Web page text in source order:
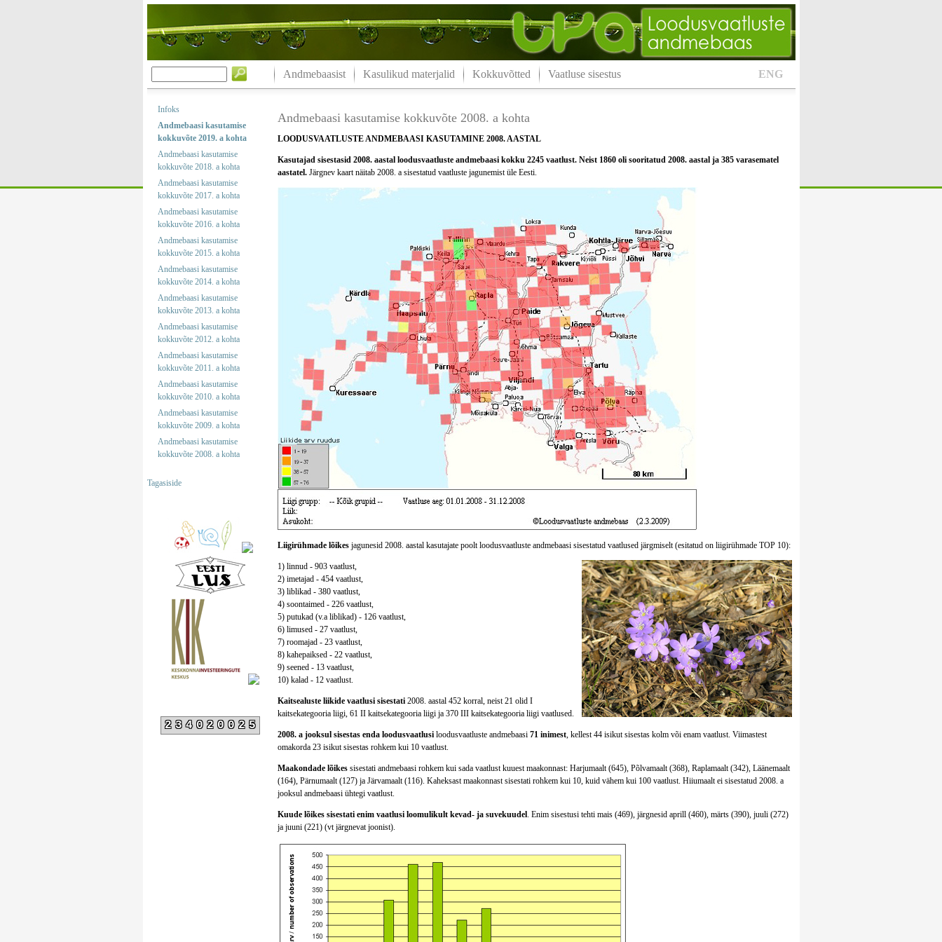
ENG
Andmebaasist Kasulikud materjalid Kokkuvõtted Vaatluse sisestus
Infoks
Andmebaasi kasutamise
kokkuvõte 2019. a kohta
Andmebaasi kasutamise
kokkuvõte 2018. a kohta
Andmebaasi kasutamise
kokkuvõte 2017. a kohta
Andmebaasi kasutamise
kokkuvõte 2016. a kohta
Andmebaasi kasutamise
kokkuvõte 2015. a kohta
Andmebaasi kasutamise
kokkuvõte 2014. a kohta
Andmebaasi kasutamise
kokkuvõte 2013. a kohta
Andmebaasi kasutamise
kokkuvõte 2012. a kohta
Andmebaasi kasutamise
kokkuvõte 2011. a kohta
Andmebaasi kasutamise
kokkuvõte 2010. a kohta
Andmebaasi kasutamise
kokkuvõte 2009. a kohta
Andmebaasi kasutamise
kokkuvõte 2008. a kohta
Tagasiside
234020025
Andmebaasi kasutamise kokkuvõte 2008. a kohta
LOODUSVAATLUSTE ANDMEBAASI KASUTAMINE 2008. AASTAL
Kasutajad sisestasid 2008. aastal loodusvaatluste andmebaasi kokku 2245 vaatlust. Neist 1860 oli sooritatud 2008. aastal ja 385 varasematel
aastatel.Järgnev kaart näitab 2008. a sisestatud vaatluste jagunemist üle Eesti.
Liigirühmade lõikesjagunesid 2008. aastal kasutajate poolt loodusvaatluste andmebaasi sisestatud vaatlused järgmiselt (esitatud on liigirühmade TOP 10):
1) linnud - 903 vaatlust,
2) imetajad - 454 vaatlust,
3) liblikad - 380 vaatlust,
4) soontaimed - 226 vaatlust,
5) putukad (v.a liblikad) - 126 vaatlust,
6) limused - 27 vaatlust,
7) roomajad - 23 vaatlust,
8) kahepaiksed - 22 vaatlust,
9) seened - 13 vaatlust,
10) kalad - 12 vaatlust.
Kaitsealuste liikide vaatlusi sisestati2008. aastal 452 korral, neist 21 olid I
kaitsekategooria liigi, 61 II kaitsekategooria liigi ja 370 III kaitsekategooria liigi vaatlused.
2008. a jooksul sisestas enda loodusvaatlusiloodusvaatluste andmebaasi 71 inimest, kellest 44 isikut sisestas kolm või enam vaatlust. Viimastest
omakorda 23 isikut sisestas rohkem kui 10 vaatlust.
Maakondade lõikessisestati andmebaasi rohkem kui sada vaatlust kuuest maakonnast: Harjumaalt (645), Põlvamaalt (368), Raplamaalt (342), Läänemaalt
(164), Pärnumaalt (127) ja Järvamaalt (116). Kaheksast maakonnast sisestati rohkem kui 10, kuid vähem kui 100 vaatlust. Hiiumaalt ei sisestatud 2008. a
jooksul andmebaasi ühtegi vaatlust.
Kuude lõikes sisestati enim vaatlusi loomulikult kevad- ja suvekuudel. Enim sisestusi tehti mais (469), järgnesid aprill (460), märts (390), juuli (272)
ja juuni (221) (vt järgnevat joonist).